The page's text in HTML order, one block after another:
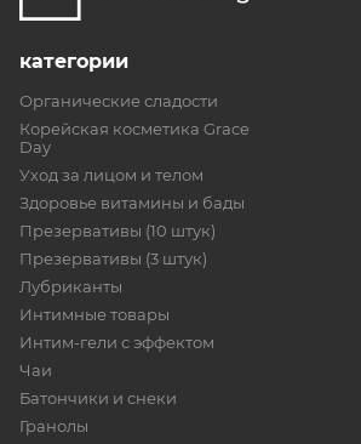
категории
Органические сладости
Корейская косметика Grace
Day
Уход за лицом и телом
Здоровье витамины и бады
Презервативы (10 штук)
Презервативы (3 штук)
Лубриканты
Интимные товары
Интим-гели с эффектом
Чаи
Батончики и снеки
Гранолы